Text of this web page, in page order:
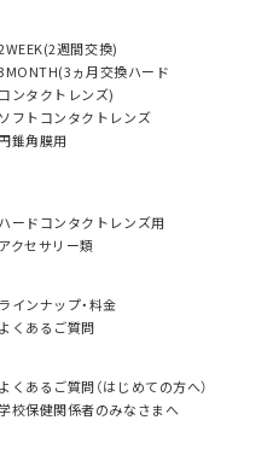
週間交換)
ヵ月交換ハード
コンタクトレンズ)
ソフトコンタクトレンズ
錐角膜用
ハードコンタクトレンズ用
アクセサリー類
ラインナップ・料金
よくあるご質問
よくあるご質問（はじめての方へ）
校保健関係者のみなさまへ